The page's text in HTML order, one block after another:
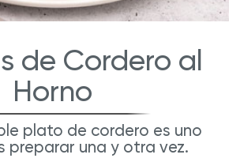
de Cordero al
Horno
plato de cordero es uno
preparar una y otra vez.